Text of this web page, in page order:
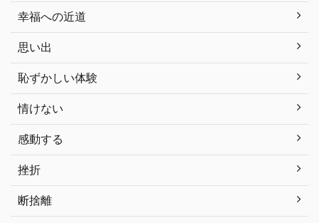
幸福への近道
思い出
恥ずかしい体験
情けない
感動する
挫折
断捨離